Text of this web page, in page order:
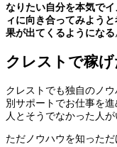
なりたい自分を本気で
ィに向き合ってみよう
果が出てくるようになる
クレストで稼
クレストでも独自のノ
別サポートでお仕事を
人とそうでなかった人が
ただノウハウを知った